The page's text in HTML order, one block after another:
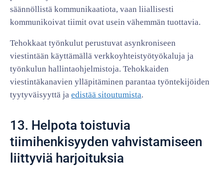
säännöllistä kommunikaatiota, vaan liiallisesti
kommunikoivat tiimit ovat usein vähemmän tuottavia.
Tehokkaat työnkulut perustuvat asynkroniseen
viestintään käyttämällä verkkoyhteistyötyökaluja ja
työnkulun hallintaohjelmistoja. Tehokkaiden
viestintäkanavien ylläpitäminen parantaa työntekijöiden
tyytyväisyyttä ja edistää sitoutumista.
13. Helpota toistuvia
tiimihenkisyyden vahvistamiseen
liittyviä harjoituksia